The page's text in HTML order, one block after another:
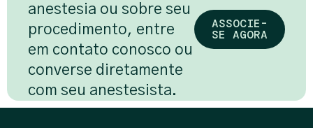
anestesia ou sobre seu
procedimento, entre
em contato conosco ou
converse diretamente
com seu anestesista.
ASSOCIE-
SE AGORA